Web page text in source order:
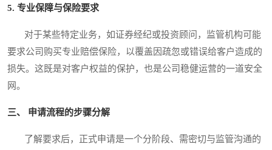
5. 专业保障与保险要求
对于某些特定业务，如证券经纪或投资顾问，监管机构可能
要求公司购买专业赔偿保险，以覆盖因疏忽或错误给客户造成的
损失。这既是对客户权益的保护，也是公司稳健运营的一道安全
网。
三、 申请流程的步骤分解
了解要求后，正式申请是一个分阶段、需密切与监管沟通的